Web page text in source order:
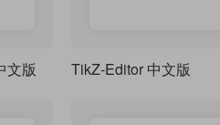
文版 TikZ-Editor 中文版